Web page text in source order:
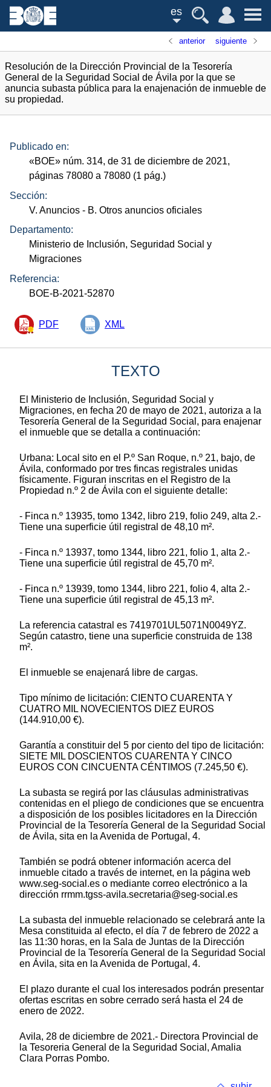
es
anterior siguiente
Resolución de la Dirección Provincial de la Tesorería
General de la Seguridad Social de Ávila por la que se
anuncia subasta pública para la enajenación de inmueble de
su propiedad.
Publicado en:
«BOE» núm. 314, de 31 de diciembre de 2021,
páginas 78080 a 78080 (1 pág.)
Sección:
V. Anuncios - B. Otros anuncios oficiales
Departamento:
Ministerio de Inclusión, Seguridad Social y
Migraciones
Referencia:
BOE-B-2021-52870
PDF XML
TEXTO
El Ministerio de Inclusión, Seguridad Social y
Migraciones, en fecha 20 de mayo de 2021, autoriza a la
Tesorería General de la Seguridad Social, para enajenar
el inmueble que se detalla a continuación:
Urbana: Local sito en el P.º San Roque, n.º 21, bajo, de
Ávila, conformado por tres fincas registrales unidas
físicamente. Figuran inscritas en el Registro de la
Propiedad n.º 2 de Ávila con el siguiente detalle:
- Finca n.º 13935, tomo 1342, libro 219, folio 249, alta 2.-
Tiene una superficie útil registral de 48,10 m².
- Finca n.º 13937, tomo 1344, libro 221, folio 1, alta 2.-
Tiene una superficie útil registral de 45,70 m².
- Finca n.º 13939, tomo 1344, libro 221, folio 4, alta 2.-
Tiene una superficie útil registral de 45,13 m².
La referencia catastral es 7419701UL5071N0049YZ.
Según catastro, tiene una superficie construida de 138
m².
El inmueble se enajenará libre de cargas.
Tipo mínimo de licitación: CIENTO CUARENTA Y
CUATRO MIL NOVECIENTOS DIEZ EUROS
(144.910,00 €).
Garantía a constituir del 5 por ciento del tipo de licitación:
SIETE MIL DOSCIENTOS CUARENTA Y CINCO
EUROS CON CINCUENTA CÉNTIMOS (7.245,50 €).
La subasta se regirá por las cláusulas administrativas
contenidas en el pliego de condiciones que se encuentra
a disposición de los posibles licitadores en la Dirección
Provincial de la Tesorería General de la Seguridad Social
de Ávila, sita en la Avenida de Portugal, 4.
También se podrá obtener información acerca del
inmueble citado a través de internet, en la página web
www.seg-social.es o mediante correo electrónico a la
dirección rrmm.tgss-avila.secretaria@seg-social.es
La subasta del inmueble relacionado se celebrará ante la
Mesa constituida al efecto, el día 7 de febrero de 2022 a
las 11:30 horas, en la Sala de Juntas de la Dirección
Provincial de la Tesorería General de la Seguridad Social
en Ávila, sita en la Avenida de Portugal, 4.
El plazo durante el cual los interesados podrán presentar
ofertas escritas en sobre cerrado será hasta el 24 de
enero de 2022.
Avila, 28 de diciembre de 2021.- Directora Provincial de
la Tesoreria General de la Seguridad Social, Amalia
Clara Porras Pombo.